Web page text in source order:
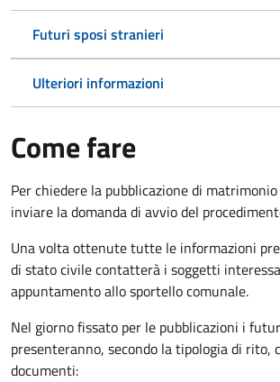
Futuri sposi stranieri
Ulteriori informazioni
Come fare
Per chiedere la pubblicazione di
inviare la domanda di avvio del
Una volta ottenute tutte le informazioni
di stato civile contatterà i soggetti
appuntamento allo sportello comunale.
Nel giorno fissato per le pubblicazioni i
presenteranno, secondo la tipologia di rito,
documenti: